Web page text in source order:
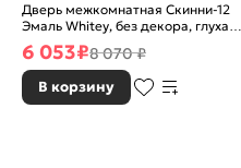
Дверь межкомнатная Скинни-12
Эмаль Whitey, без декора, глухая,
без стекла, без кромки, скиновая
6 053₽8 070 ₽
В корзину